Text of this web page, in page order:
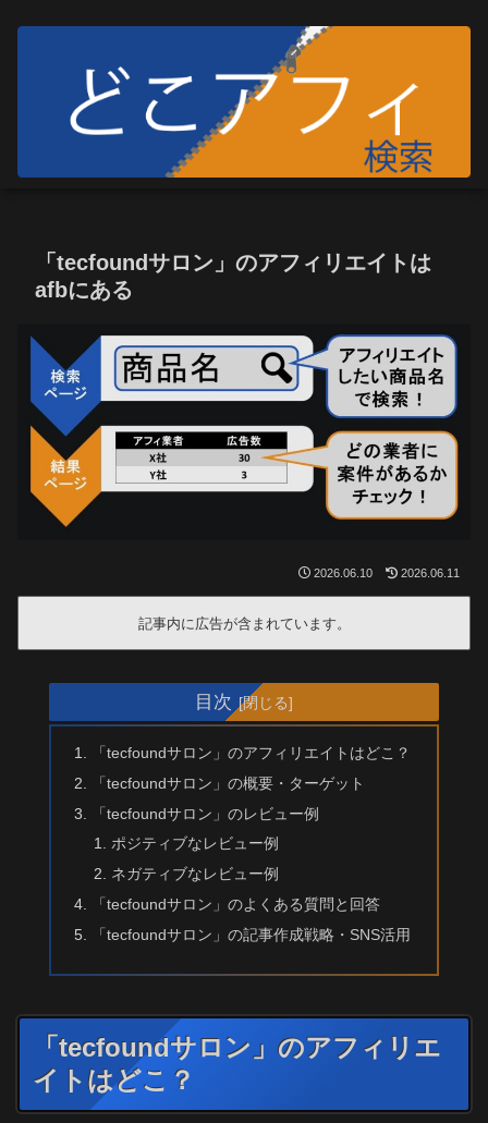
「tecfoundサロン」のアフィリエイトは
afbにある
2026.06.10 2026.06.11
記事内に広告が含まれています。
目次
「tecfoundサロン」のアフィリエイトはどこ？
「tecfoundサロン」の概要・ターゲット
「tecfoundサロン」のレビュー例
ポジティブなレビュー例
ネガティブなレビュー例
「tecfoundサロン」のよくある質問と回答
「tecfoundサロン」の記事作成戦略・SNS活用
「tecfoundサロン」のアフィリエ
イトはどこ？